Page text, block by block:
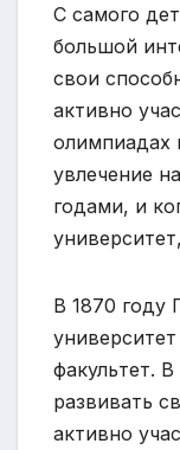
С самого
большой
свои
активно
олимпиадах
увлечение
годами, и
В 1870 году
факультет.
развивать
активно